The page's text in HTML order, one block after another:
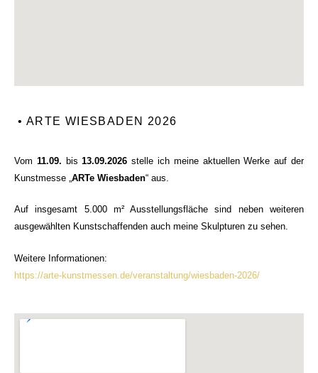
• ARTE WIESBADEN 2026
Vom 11.09. bis13.09.2026 stelle ich meine aktuellen Werke auf der
Kunstmesse „ ARTe Wiesbaden“ aus.
Auf insgesamt 5.000 m² Ausstellungsfläche sind neben weiteren
ausgewählten Kunstschaffenden auch meine Skulpturen zu sehen.
Weitere Informationen:
https://arte-kunstmessen.de/veranstaltung/wiesbaden-2026/